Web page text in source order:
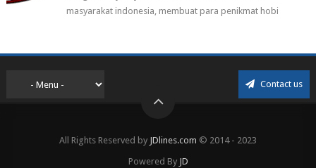
masyarakat indonesia, membuat para penikmat hobi
Contact us
All Rights Reserved by JDlines.com © 2014 - 2023
Powered By JD